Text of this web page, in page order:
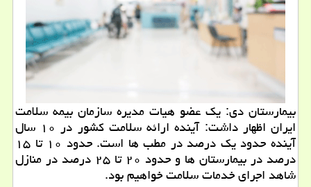
بیمارستان دی: یك عضو هیات مدیره سازمان بیمه سلامت
ایران اظهار داشت: آینده ارائه سلامت كشور در ۱۰ سال
آینده حدود یك درصد در مطب ها است. حدود ۱۰ تا ۱۵
درصد در بیمارستان ها و حدود ۲۰ تا ۲۵ درصد در منازل
شاهد اجرای خدمات سلامت خواهیم بود.